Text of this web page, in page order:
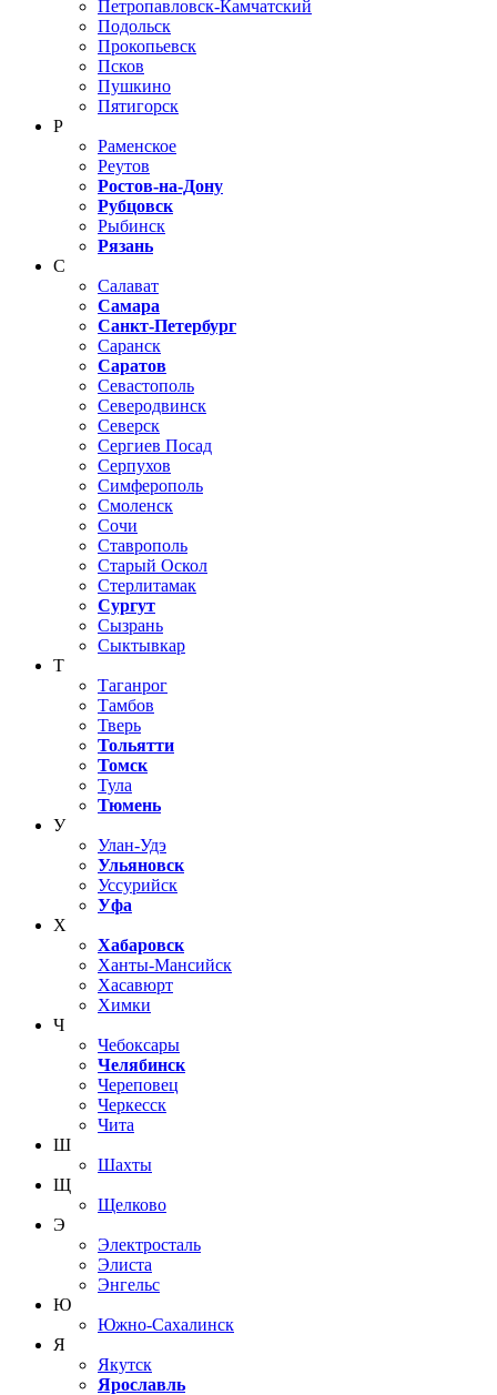
Петропавловск-Камчатский
Подольск
Прокопьевск
Псков
Пушкино
Пятигорск
Р
Раменское
Реутов
Ростов-на-Дону
Рубцовск
Рыбинск
Рязань
С
Салават
Самара
Санкт-Петербург
Саранск
Саратов
Севастополь
Северодвинск
Северск
Сергиев Посад
Серпухов
Симферополь
Смоленск
Сочи
Ставрополь
Старый Оскол
Стерлитамак
Сургут
Сызрань
Сыктывкар
Т
Таганрог
Тамбов
Тверь
Тольятти
Томск
Тула
Тюмень
У
Улан-Удэ
Ульяновск
Уссурийск
Уфа
Х
Хабаровск
Ханты-Мансийск
Хасавюрт
Химки
Ч
Чебоксары
Челябинск
Череповец
Черкесск
Чита
Ш
Шахты
Щ
Щелково
Э
Электросталь
Элиста
Энгельс
Ю
Южно-Сахалинск
Я
Якутск
Ярославль